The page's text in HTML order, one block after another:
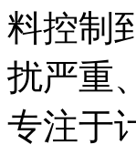
料控制
扰严重
专注于